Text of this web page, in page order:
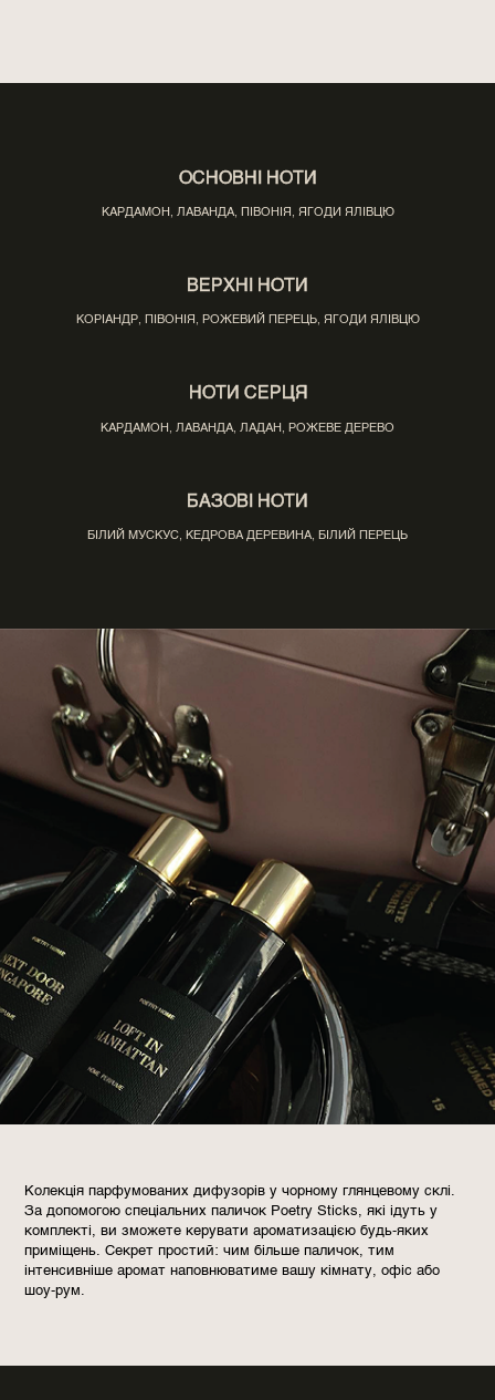
ОСНОВНІ НОТИ
КАРДАМОН, ЛАВАНДА, ПІВОНІЯ, ЯГОДИ ЯЛІВЦЮ
ВЕРХНІ НОТИ
КОРІАНДР, ПІВОНІЯ, РОЖЕВИЙ ПЕРЕЦЬ, ЯГОДИ ЯЛІВЦЮ
НОТИ СЕРЦЯ
КАРДАМОН, ЛАВАНДА, ЛАДАН, РОЖЕВЕ ДЕРЕВО
БАЗОВІ НОТИ
БІЛИЙ МУСКУС, КЕДРОВА ДЕРЕВИНА, БІЛИЙ ПЕРЕЦЬ
Колекція парфумованих дифузорів у чорному глянцевому склі.
За допомогою спеціальних паличок Poetry Sticks, які ідуть у
комплекті, ви зможете керувати ароматизацією будь-яких
приміщень. Секрет простий: чим більше паличок, тим
інтенсивніше аромат наповнюватиме вашу кімнату, офіс або
шоу-рум.